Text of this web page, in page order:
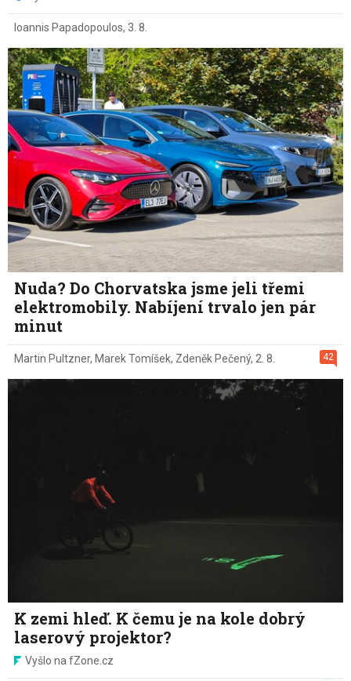
Ioannis Papadopoulos, 3. 8.
Nuda? Do Chorvatska jsme jeli třemi
elektromobily. Nabíjení trvalo jen pár
minut
42
Martin Pultzner, Marek Tomíšek, Zdeněk Pečený, 2. 8.
K zemi hleď. K čemu je na kole dobrý
laserový projektor?
Vyšlo na fZone.cz